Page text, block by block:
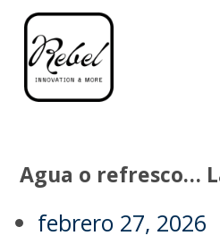
Agua o refresco…
febrero 27, 2026